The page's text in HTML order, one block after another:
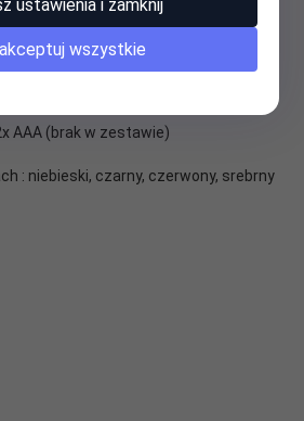
1000 / 1600 DPI
AAA (brak w zestawie)
: niebieski, czarny, czerwony, srebrny
ustawienia i zamknij
wszystkie